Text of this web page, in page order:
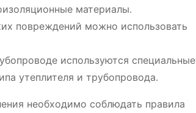
материалы․
повреждений можно использовать
используются специальные
утеплителя и трубопровода․
необходимо соблюдать правила